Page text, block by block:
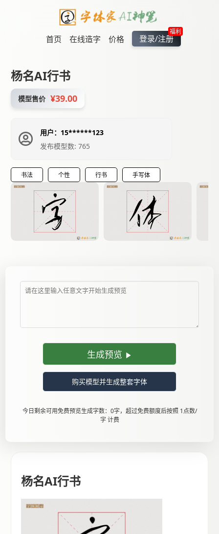
首页 在线造字 价格
福利
登录/注册
杨名AI行书
模型售价 ¥39.00
用户：15******123
发布模型数: 765
书法 个性 行书 手写体
生成预览
购买模型并生成整套字体
今日剩余可用免费预览生成字数：0字，超过免费额度后按照 1点数/
字 计费
杨名AI行书